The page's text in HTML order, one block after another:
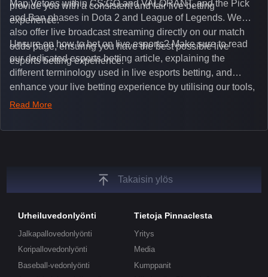
provide you with a consistent and fair live betting
experience.
Map Vetoes within CS:GO and VALORANT, and the Pick
and Ban phases in Dota 2 and League of Legends. We
also offer live broadcast streaming directly on our match
odds page, ensuring you have the best possible live
esports betting experience.
Unsure on how to bet on live esports? Make sure to read
our dedicated esports betting article, explaining the
different terminology used in live esports betting, and
enhance your live betting experience by utilising our tools,
such as integrated live broadcasts, match and round
unique insights on the latest esports events.
Read More
Takaisin ylös
Urheiluvedonlyönti
Jalkapallovedonlyönti
Koripallovedonlyönti
Baseball-vedonlyönti
Tietoja Pinnaclesta
Yritys
Media
Kumppanit